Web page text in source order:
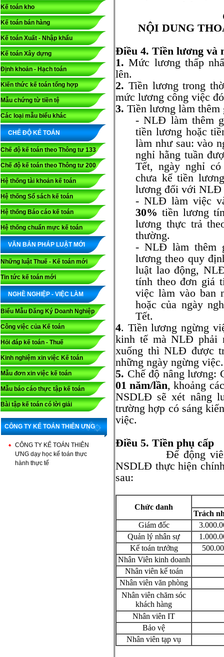
Kế toán kho
Kế toán bán hàng
Kế toán Xuất - Nhập khẩu
Kế toán Xây dựng
Định khoản - Hạch toán
Kiến thức kế toán tổng hợp
Mẫu chứng từ tiền tệ
Các loại mẫu biểu khác
CHẾ ĐỘ KẾ TOÁN
Chế độ kế toán theo Thông tư 133
Chế độ kế toán theo Thông tư 200
Hệ thống tài khoản kế toán
Hệ thống Sổ sách kế toán
Hệ thống Báo cáo kế toán
Hệ thống chuẩn mực kế toán
VĂN BẢN PHÁP LUẬT MỚI
Những luật Thuế - Kế toán mới
Tin tức kế toán mới
NGHỀ NGHIỆP - VIỆC LÀM
Biểu Mẫu Đăng Ký Doanh Nghiệp
Công việc của Kế toán
Hỏi đáp kế toán - Thuế
Kinh nghiệm xin việc Kế toán
Mẫu đơn xin việc kế toán
Mẫu báo cáo thực tập kế toán
Bài tập kế toán có lời giải
CÔNG TY KẾ TOÁN THIÊN ƯNG
CÔNG TY KẾ TOÁN THIÊN
ƯNG dạy học kế toán thực
hành thực tế
NỘI DUNG
Điều 4. Tiền lương và
1. Mức lương thấp
lên.
2. Tiền lương trong
mức lương công việc
3. Tiền lương làm
- NLĐ làm thêm
tiền lương hoặc
làm như sau: vào
nghỉ hằng tuần
Tết, ngày nghỉ
chưa kể tiền
lương đối với NLĐ
- NLĐ làm việc
30% tiền lương
lương thực trả
thường.
- NLĐ làm thêm
lương theo quy
luật lao động,
tính theo đơn giá
việc làm vào ban
hoặc của ngày
Tết.
4. Tiền lương ngừng
kinh tế mà NLĐ phải
xuống thì NLĐ được
những ngày ngừng việc.
5. Chế độ nâng lương:
01 năm/lần, khoảng
NSDLĐ sẽ xét nâng
trường hợp có sáng
việc.
Điều 5. Tiền phụ cấp
Để động viên
NSDLĐ thực hiện
sau:
Chức danh
Trách
Giám đốc
Quản lý nhân sự
Kế toán trưởng
Nhân Viên kinh doanh
Nhân viên kế toán
Nhân viên văn phòng
Nhân viên chăm sóc
khách hàng
Nhân viên IT
Bảo vệ
Nhân viên tạp vụ